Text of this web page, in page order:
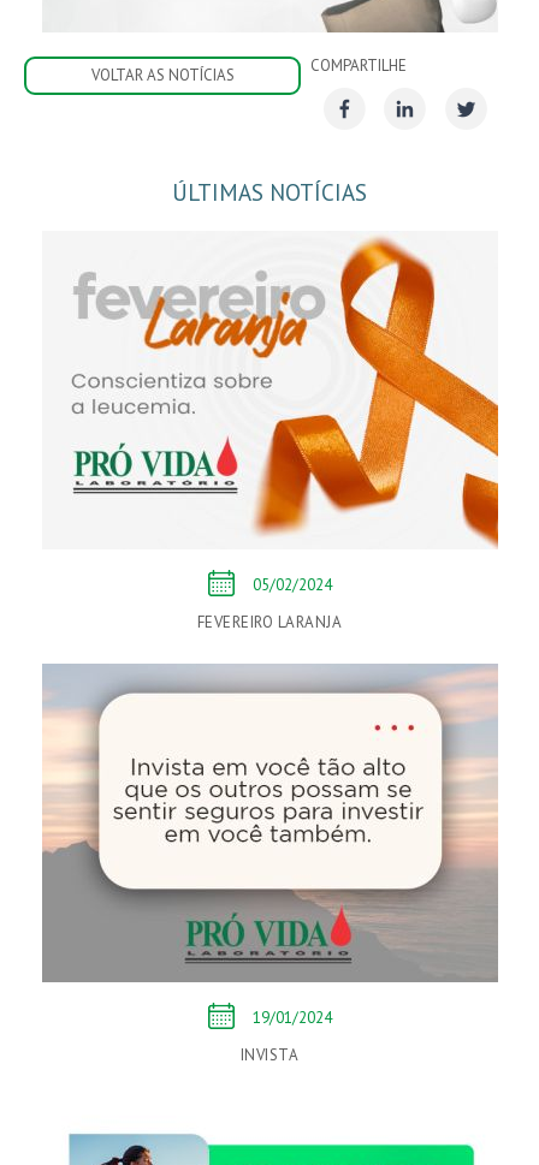
VOLTAR AS NOTÍCIAS COMPARTILHE
ÚLTIMAS NOTÍCIAS
05/02/2024
FEVEREIRO LARANJA
19/01/2024
INVISTA